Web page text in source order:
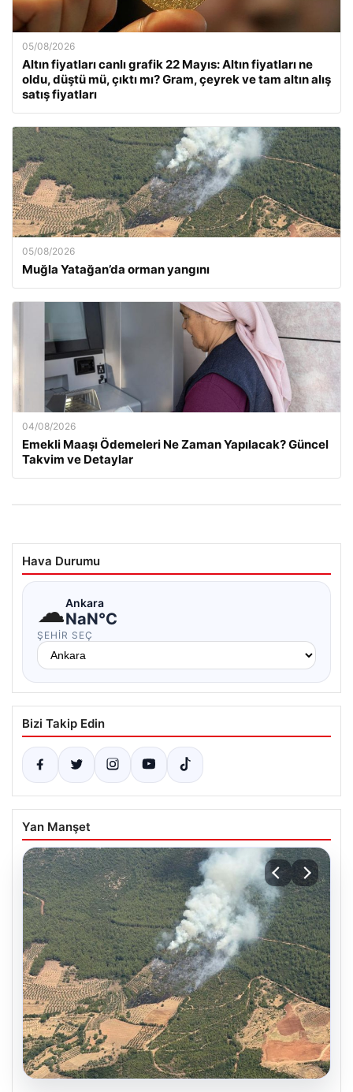
05/08/2026
Altın fiyatları canlı grafik 22 Mayıs: Altın fiyatları ne
oldu, düştü mü, çıktı mı? Gram, çeyrek ve tam altın alış
satış fiyatları
05/08/2026
Muğla Yatağan’da orman yangını
04/08/2026
Emekli Maaşı Ödemeleri Ne Zaman Yapılacak? Güncel
Takvim ve Detaylar
Hava Durumu
☁Ankara
NaN°C
ŞEHIR SEÇ
Bizi Takip Edin
Yan Manşet